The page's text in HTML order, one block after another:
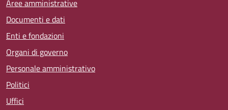
Aree amministrative
Documenti e dati
Enti e fondazioni
Organi di governo
Personale amministrativo
Politici
Uffici